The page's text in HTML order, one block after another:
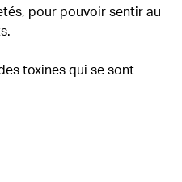
pour pouvoir sentir au
toxines qui se sont